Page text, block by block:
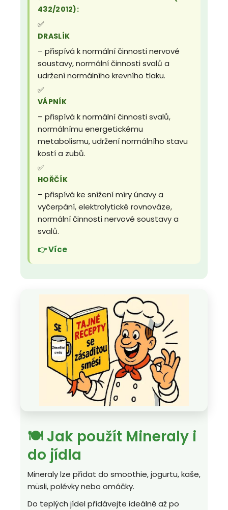
432/2012):
✅
DRASLÍK
– přispívá k normální činnosti nervové
soustavy, normální činnosti svalů a
udržení normálního krevního tlaku.
✅
VÁPNÍK
– přispívá k normální činnosti svalů,
normálnímu energetickému
metabolismu, udržení normálního stavu
kostí a zubů.
✅
HOŘČÍK
– přispívá ke snížení míry únavy a
vyčerpání, elektrolytické rovnováze,
normální činnosti nervové soustavy a
svalů.
👉 Více
🍽️ Jak použít Mineraly i
do jídla
Mineraly lze přidat do smoothie, jogurtu, kaše,
müsli, polévky nebo omáčky.
Do teplých jídel přidávejte ideálně až po